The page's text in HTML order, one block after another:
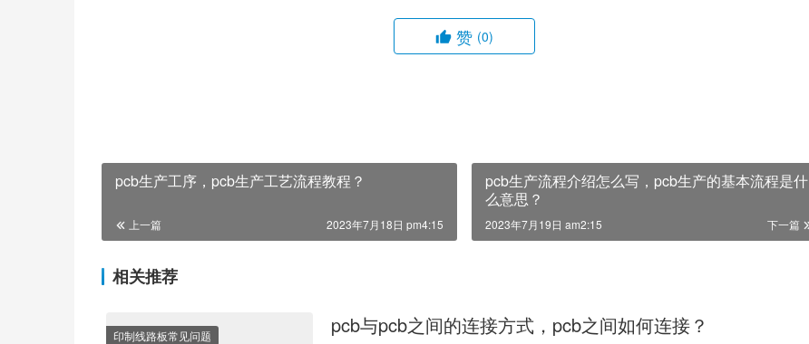
赞 (0)
pcb生产工序，pcb生产工艺流程教程？
上一篇 2023年7月18日 pm4:15
pcb生产流程介绍怎么写，pcb生产的基本流程是什
么意思？
下一篇
2023年7月19日 am2:15
相关推荐
印制线路板常见问题 pcb与pcb之间的连接方式，pcb之间如何连接？